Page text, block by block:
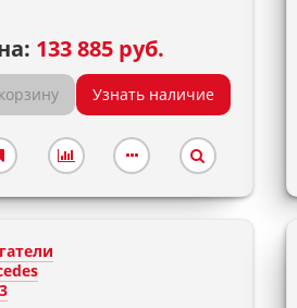
133 885 руб.
Узнать наличие